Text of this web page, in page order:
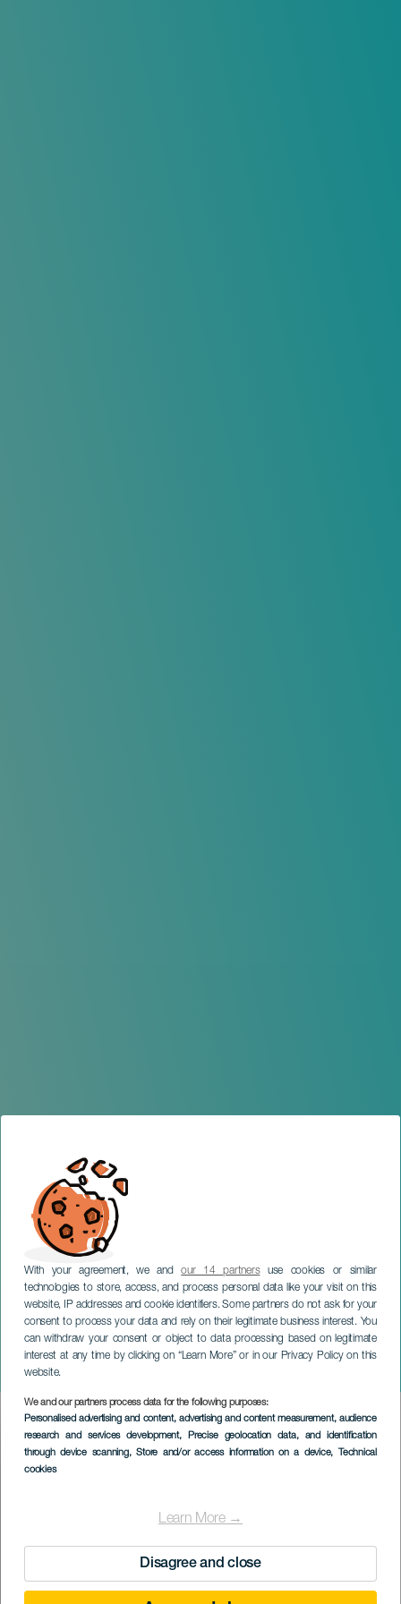
With your agreement, we andour 14 partnersuse cookies or similar
technologies to store, access, and process personal data like your visit on this
website, IP addresses and cookie identifiers. Some partners do not ask for your
consent to process your data and rely on their legitimate business interest. You
can withdraw your consent or object to data processing based on legitimate
interest at any time by clicking on “Learn More” or in our Privacy Policy on this
website.
We and our partners process data for the following purposes:
Personalised advertising and content, advertising and content measurement, audience
research and services development, Precise geolocation data, and identification
through device scanning, Store and/or access information on a device, Technical
cookies
Learn More →
Disagree and close
Taburiente: 50 jaar en
ouder
TENERIFE
Imagen
Listado